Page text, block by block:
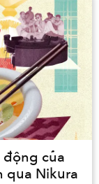
của
qua Nikura